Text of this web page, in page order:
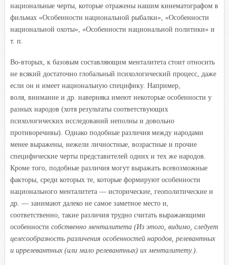
национальные черты, которые отражены нашим кинематографом в
фильмах «Особенности национальной рыбалки», «Особенности
национальной охоты», «Особенности национальной политики» и
т. п.
Во-вторых, к базовым составляющим менталитета стоит относить
не всякий достаточно глобальный психологический процесс, даже
если он и имеет национальную специфику. Например,
воля, внимание и др. наверняка имеют некоторые особенности у
разных народов (хотя результаты соответствующих
психологических исследований неполны и довольно
противоречивы). Однако подобные различия между народами
менее выражены, нежели личностные, возрастные и прочие
специфические черты представителей одних и тех же народов.
Кроме того, подобные различия могут выражать всевозможные
факторы, среди которых те, которые формируют особенности
национального менталитета — исторические, геополитические и
др. — занимают далеко не самое заметное место и,
соответственно, такие различия трудно считать выражающими
особенности собственно менталитета (Из этого, видимо, следует
целесообразность различения особенностей народов, релевантных
и иррелевантных (или мало релевантных) их менталитету.).